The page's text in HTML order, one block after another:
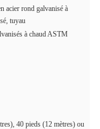
acier rond galvanisé à
tuyau
à chaud ASTM
40 pieds (12 mètres) ou